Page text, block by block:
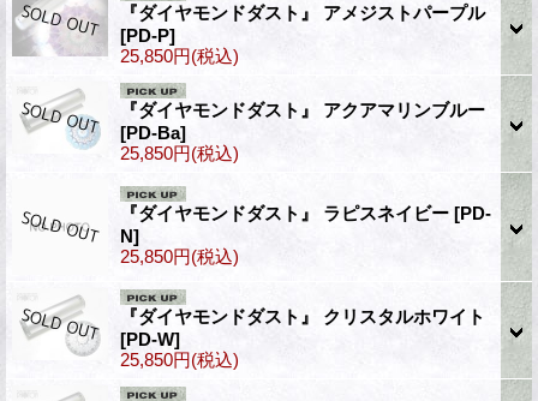
『ダイヤモンドダスト』 アメジストパープル
[PD-P]
25,850円(税込)
『ダイヤモンドダスト』 アクアマリンブルー
[PD-Ba]
25,850円(税込)
『ダイヤモンドダスト』 ラピスネイビー [PD-
N]
25,850円(税込)
『ダイヤモンドダスト』 クリスタルホワイト
[PD-W]
25,850円(税込)